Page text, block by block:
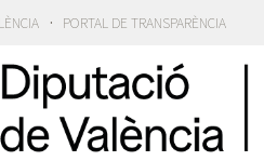
· PORTAL DE TRANSPARÈNCIA